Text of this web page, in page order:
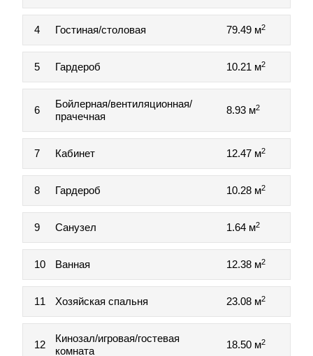
4 Гостиная/столовая 79.49 м2
5 Гардероб 10.21 м2
6
Бойлерная/вентиляционная/
прачечная
8.93 м2
7 Кабинет 12.47 м2
8 Гардероб 10.28 м2
9 Санузел 1.64 м2
10 Ванная 12.38 м2
11 Хозяйская спальня 23.08 м2
12
Кинозал/игровая/гостевая
комната
18.50 м2